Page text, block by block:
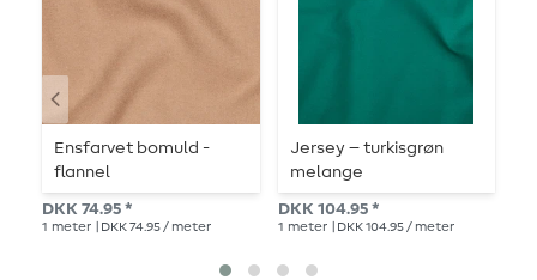
Ensfarvet bomuld -
flannel
DKK 74.95 *
1 meter | DKK 74.95 / meter
Jersey – turkisgrøn
melange
DKK 104.95 *
1 meter | DKK 104.95 / meter